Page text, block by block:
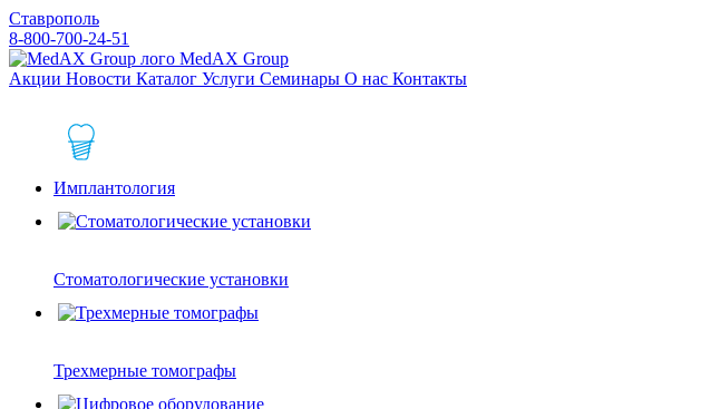
Ставрополь
8-800-700-24-51
MedAX Group
Акции Новости Каталог Услуги Семинары О нас Контакты
Имплантология
Стоматологические установки
Трехмерные томографы